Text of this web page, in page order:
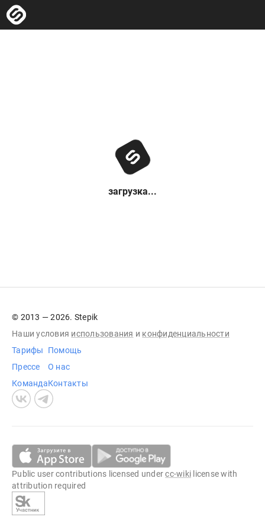
загрузка...
© 2013 — 2026. Stepik
Наши условия использования и конфиденциальности
Тарифы
Прессе
Команда
Помощь
О нас
Контакты
Public user contributions licensed undercc-wiki license with
attribution required